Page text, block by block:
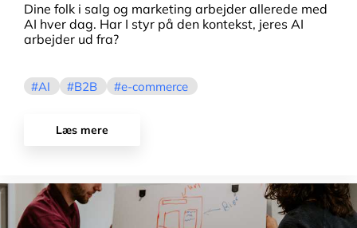
Dine folk i salg og marketing arbejder allerede med
AI hver dag. Har I styr på den kontekst, jeres AI
arbejder ud fra?
AI B2B e-commerce
Læs mere